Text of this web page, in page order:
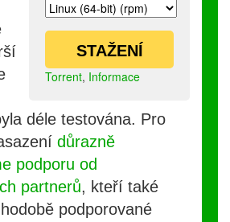
STAŽENÍ
Torrent, Informace
déle testována. Pro
důrazně
podporu od
partnerů, kteří také
podporované